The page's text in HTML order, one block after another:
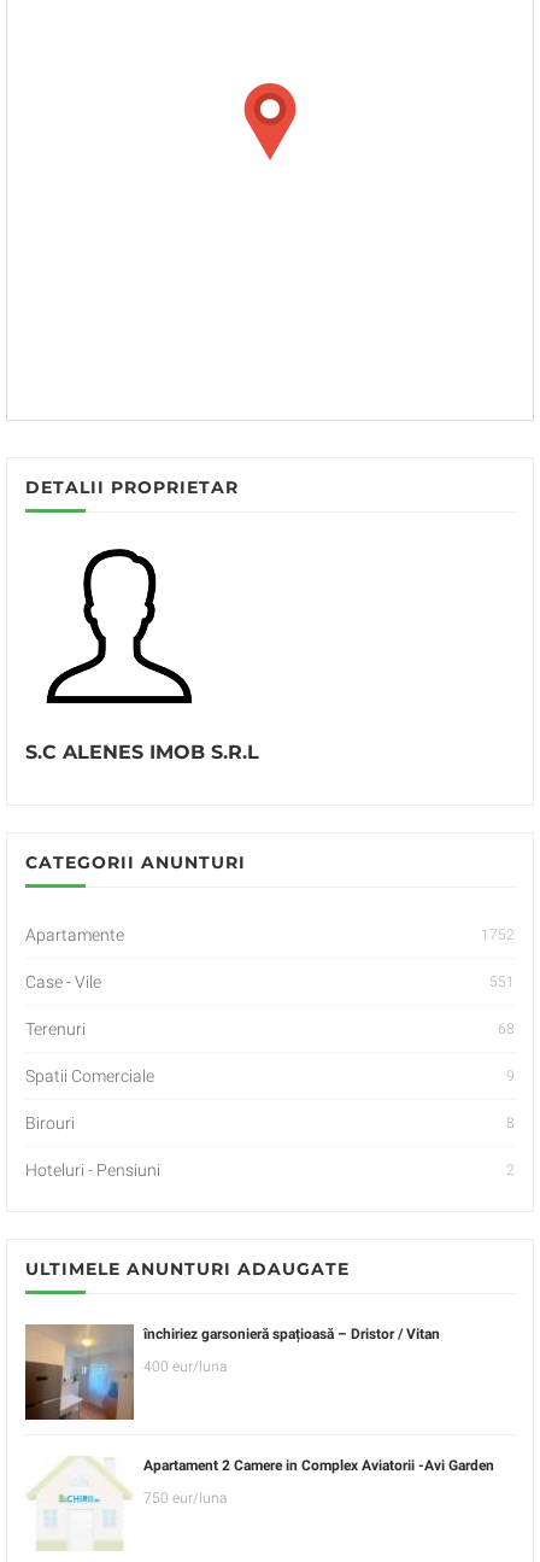
DETALII PROPRIETAR
S.C ALENES IMOB S.R.L
CATEGORII ANUNTURI
Apartamente 1752
Case - Vile 551
Terenuri 68
Spatii Comerciale 9
Birouri 8
Hoteluri - Pensiuni 2
ULTIMELE ANUNTURI ADAUGATE
închiriez garsonieră spațioasă – Dristor / Vitan
400 eur/luna
Apartament 2 Camere in Complex Aviatorii -Avi Garden
750 eur/luna